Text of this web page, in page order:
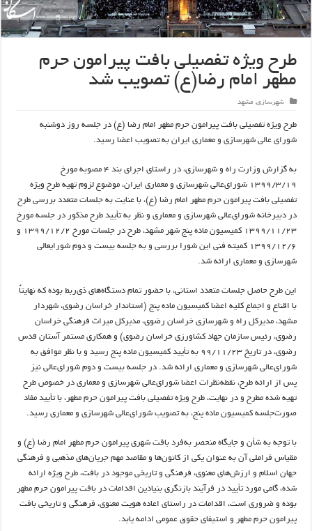
طرح ویژه تفصیلی بافت پیرامون حرم
مطهر امام رضا(ع) تصویب شد
شهرسازی, مشهد
طرح ویژه تفصیلی بافت پیرامون حرم مطهر امام رضا (ع) در جلسه روز دوشنبه
شورای عالی شهرسازی و معماری ایران به تصویب اعضا رسید.
به گزارش وزارت راه و شهرسازی، در راستای اجرای بند ۴ مصوبه مورخ
۱۳۹۹/۳/۱۹ شورای‌عالی شهرسازی و معماری ایران، موضوع لزوم تهیه طرح ویژه
تفصیلی بافت پیرامون حرم مطهر امام رضا (ع)، با عنایت به جلسات متعدد بررسی طرح
در دبیرخانه شورای‌عالی شهرسازی و معماری و نظر به تأیید طرح مذکور در جلسه مورخ
۱۳۹۹/۱۱/۲۳ کمیسیون ماده پنج شهر مشهد، طرح در جلسات مورخ ۱۳۹۹/۱۲/۲ و
۱۳۹۹/۱۲/۶ کمیته فنی این شورا بررسی و به جلسه بیست و دوم شورایعالی
شهرسازی و معماری ارائه شد.
این طرح حاصل جلسات متعدد استانی، با حضور تمام دستگاه‌های ذی‌ربط بوده که نهایتاً
با اقناع و اجماع کلیه اعضا کمیسیون ماده پنج (استاندار خراسان رضوی، شهردار
مشهد، مدیرکل راه و شهرسازی خراسان رضوی، مدیرکل میراث فرهنگی خراسان
رضوی، رئیس سازمان جهاد کشاورزی خراسان رضوی) و همکاری مستمر آستان قدس
رضوی، در تاریخ ۹۹/۱۱/۲۳ به تأیید کمیسیون ماده پنج رسید و با نظر موافق به
شورای‌عالی شهرسازی و معماری ارائه شد. در جلسه بیست و دوم شورای‌عالی نیز
پس از ارائه طرح، نقطه‌نظرات اعضا شورای‌عالی شهرسازی و معماری در خصوص طرح
تهیه شده مطرح و در نهایت، طرح ویژه تفصیلی بافت پیرامون حرم مطهر، با تأیید مفاد
صورت‌جلسه کمیسیون ماده پنج، به تصویب شورای‌عالی شهرسازی و معماری رسید.
با توجه به شأن و جایگاه منحصر به‌فرد بافت شهری پیرامون حرم مطهر امام رضا (ع) و
مقیاس فراملی آن به عنوان یکی از کانون‌ها و مقاصد مهم جریان‌های مذهبی و فرهنگی
جهان اسلام و ارزش‌های معنوی، فرهنگی و تاریخی موجود در بافت، طرح ویژه ارائه
شده، گامی مورد تأیید در فرآیند بازنگری بنیادین اقدامات در بافت پیرامون حرم مطهر
بوده و ضروری است، اقدامات در راستای اعاده هویت معنوی، فرهنگی و تاریخی بافت
پیرامون حرم مطهر و استیفای حقوق عمومی ادامه یابد.